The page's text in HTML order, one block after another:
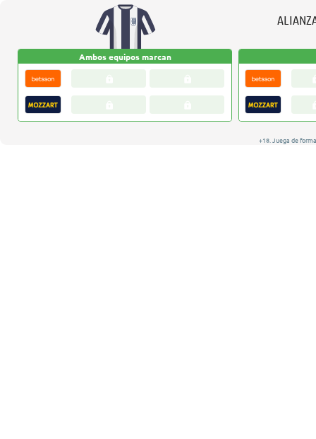
Ambos equipos marcan
+18. Juega de